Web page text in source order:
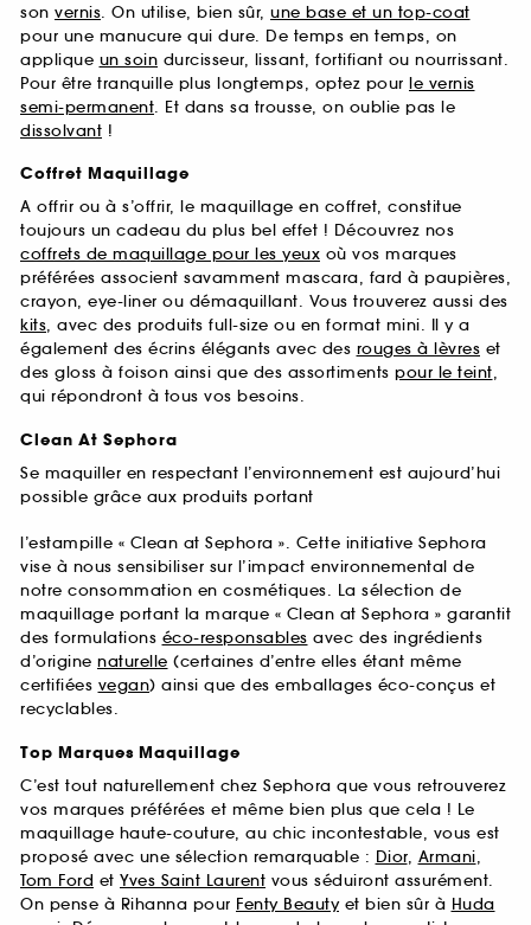
son vernis. On utilise, bien sûr, une base et un top-coat
pour une manucure qui dure. De temps en temps, on
applique un soin durcisseur, lissant, fortifiant ou nourrissant.
Pour être tranquille plus longtemps, optez pour le vernis
semi-permanent. Et dans sa trousse, on oublie pas le
dissolvant !
Coffret Maquillage
A offrir ou à s’offrir, le maquillage en coffret, constitue
toujours un cadeau du plus bel effet ! Découvrez nos
coffrets de maquillage pour les yeux où vos marques
préférées associent savamment mascara, fard à paupières,
crayon, eye-liner ou démaquillant. Vous trouverez aussi des
kits, avec des produits full-size ou en format mini. Il y a
également des écrins élégants avec des rouges à lèvres et
des gloss à foison ainsi que des assortiments pour le teint,
qui répondront à tous vos besoins.
Clean At Sephora
Se maquiller en respectant l’environnement est aujourd’hui
possible grâce aux produits portant
l’estampille « Clean at Sephora ». Cette initiative Sephora
vise à nous sensibiliser sur l’impact environnemental de
notre consommation en cosmétiques. La sélection de
maquillage portant la marque « Clean at Sephora » garantit
des formulations éco-responsables avec des ingrédients
d’origine naturelle (certaines d’entre elles étant même
certifiées vegan) ainsi que des emballages éco-conçus et
recyclables.
Top Marques Maquillage
C’est tout naturellement chez Sephora que vous retrouverez
vos marques préférées et même bien plus que cela ! Le
maquillage haute-couture, au chic incontestable, vous est
proposé avec une sélection remarquable : Dior, Armani,
Tom Ford et Yves Saint Laurent vous séduiront assurément.
On pense à Rihanna pour Fenty Beautyet bien sûr à Huda